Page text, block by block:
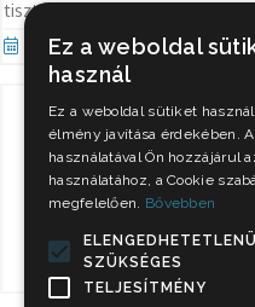
tisztább biciklik nyergébe
Nov 29, 2021
Keresés
Ez a weboldal
használ
Ez a weboldal sütiket
élmény javítása érdekében.
használatával Ön hozzájárul
használatához, a Cookie
megfelelően. Bővebben
SZÜKSÉGES
TELJESÍTMÉNY